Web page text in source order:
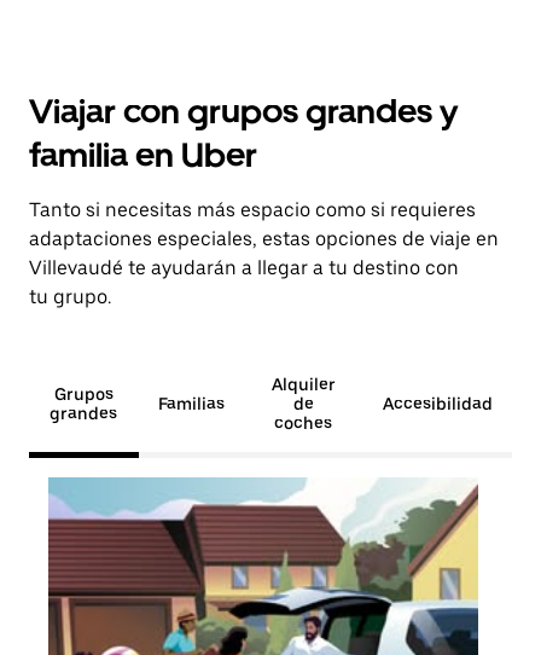
Viajar con grupos grandes y
familia en Uber
Tanto si necesitas más espacio como si requieres
adaptaciones especiales, estas opciones de viaje en
Villevaudé te ayudarán a llegar a tu destino con
tu grupo.
Grupos
grandes
Familias
Alquiler
de
coches
Accesibilidad